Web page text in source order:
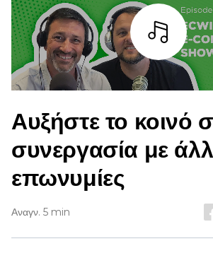
Άκουσε
Αυξήστε το κοινό
συνεργασία με
επωνυμίες
Αναγν. 5 min